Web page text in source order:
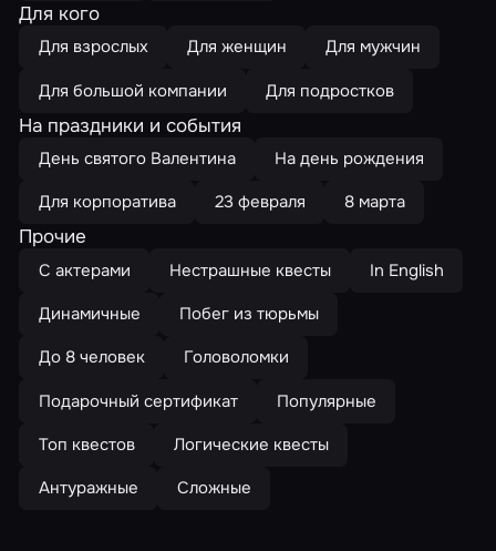
Для кого
Для взрослых Для женщин
Для мужчин
Для большой компании
Для подростков
На праздники и события
День святого Валентина
На день рождения
Для корпоратива
23 февраля 8 марта
Прочие
С актерами Нестрашные квесты
In English
Динамичные
Побег из тюрьмы
До 8 человек
Головоломки
Подарочный сертификат
Популярные
Топ квестов
Логические квесты
Антуражные
Сложные